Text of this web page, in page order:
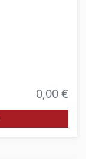
0,00 €